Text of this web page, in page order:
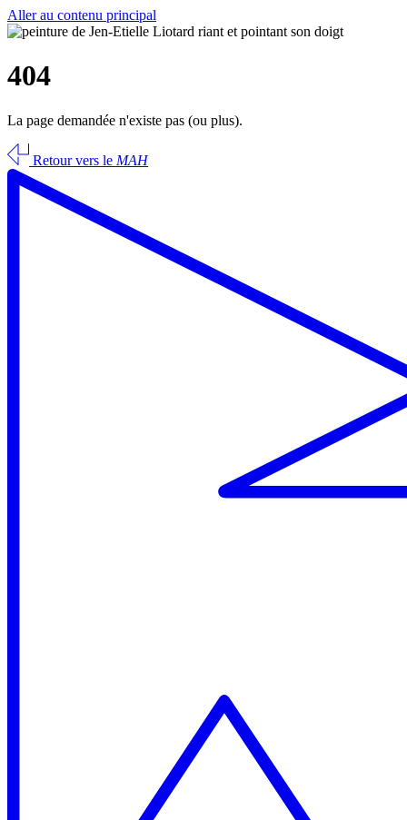
Aller au contenu principal
404
La page demandée n'existe pas (ou plus).
Retour vers le MAH